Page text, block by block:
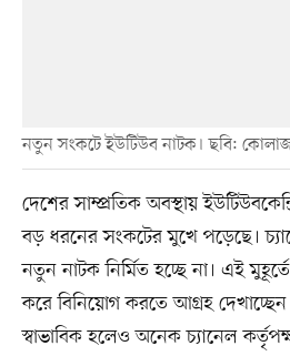
নতুন সংকটে ইউটিউব নাটক। ছবি:
দেশের সাম্প্রতিক অবস্থায়
বড় ধরনের সংকটের মুখে পড়েছে।
নতুন নাটক নির্মিত হচ্ছে না। এই
করে বিনিয়োগ করতে আগ্রহ দেখাচ্ছেন
স্বাভাবিক হলেও অনেক চ্যানেল